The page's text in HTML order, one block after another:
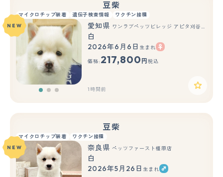
豆柴
マイクロチップ装着 遺伝子検査情報 ワクチン接種
もっと見る
NEW 愛知県 ワンラブペッツビレッジ アピタ刈谷店(FC)
白
2026年6月6日 生まれ
価格: 217,800 円 税込
1時間前
豆柴
マイクロチップ装着 ワクチン接種
もっと見る
NEW 奈良県 ペッツファースト橿原店
白
2026年5月26日 生まれ